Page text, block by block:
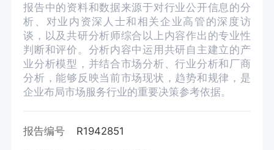
报告中的资料和数据来源于对行业公开信息的分
析、对业内资深人士和相关企业高管的深度访
谈，以及共研分析师综合以上内容作出的专业性
判断和评价。分析内容中运用共研自主建立的产
业分析模型，并结合市场分析、行业分析和厂商
分析，能够反映当前市场现状，趋势和规律，是
企业布局市场服务行业的重要决策参考依据。
报告编号 R1942851